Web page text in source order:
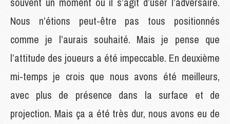
Nous n’étions peut-être pas tous positionnés
comme je l’aurais souhaité. Mais je pense que
l’attitude des joueurs a été impeccable. En deuxième
mi-temps je crois que nous avons été meilleurs,
avec plus de présence dans la surface et de
projection. Mais ça a été très dur, nous avons eu de